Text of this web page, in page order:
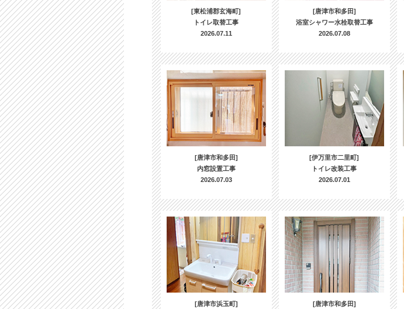
[東松浦郡玄海町]
トイレ取替工事
2026.07.11
[唐津市和多田]
浴室シャワー水栓取替工事
2026.07.08
[唐津市和多田]
内窓設置工事
2026.07.03
[伊万里市二里町]
トイレ改装工事
2026.07.01
[唐津市浜玉町]
[唐津市和多田]